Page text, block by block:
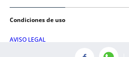
Condiciones de uso
AVISO LEGAL